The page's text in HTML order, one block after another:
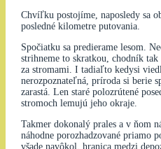
Chvíľku postojíme, naposledy sa
posledné kilometre putovania.
Spočiatku sa predierame lesom.
strihneme to skratkou, chodník
za stromami. I tadiaľto kedysi
nerozpoznateľná, príroda si berie
zarastá. Len staré polozrútené
stromoch lemujú jeho okraje.
Takmer dokonalý prales a v ňom
náhodne porozhadzované priamo
všade navôkol, hranica medzi